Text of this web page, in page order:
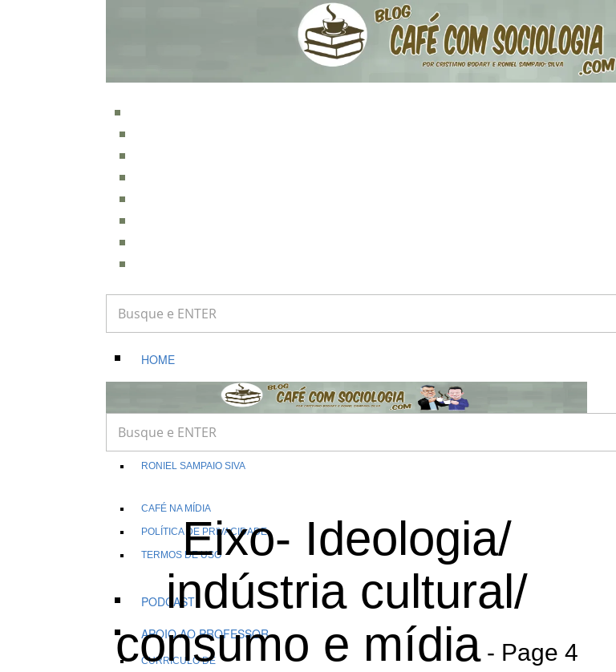
HOME
CRISTIANO BODART
RONIEL SAMPAIO SIVA
CAFÉ NA MÍDIA
POLÍTICA DE PRIVACIDADE
TERMOS DE USO
PODCAST
APOIO AO PROFESSOR
CURRÍCULO DE
Eixo- Ideologia/
indústria cultural/
consumo e mídia- Page 4